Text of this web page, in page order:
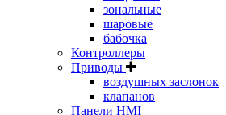
зональные
шаровые
бабочка
Контроллеры
Приводы
воздушных заслонок
клапанов
Панели HMI